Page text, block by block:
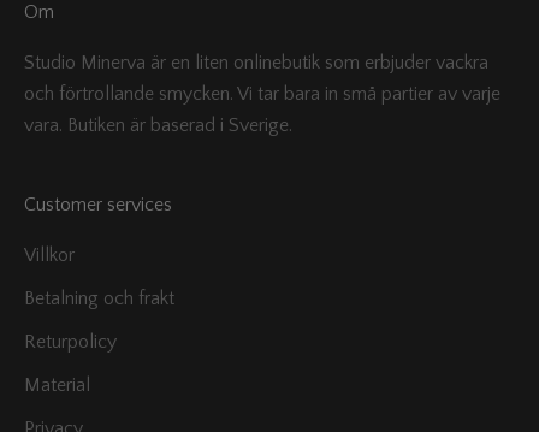
Om
Studio Minerva är en liten onlinebutik som erbjuder vackra
och förtrollande smycken. Vi tar bara in små partier av varje
vara. Butiken är baserad i Sverige.
Customer services
Villkor
Betalning och frakt
Returpolicy
Material